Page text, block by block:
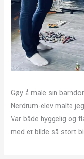
Gøy å male sin
Nerdrum-elev malte
Var både hyggelig og
med et bilde så stort